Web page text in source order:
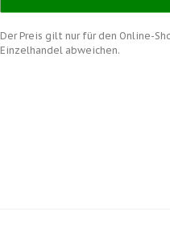
Der Preis gilt nur für den Online-
Einzelhandel abweichen.